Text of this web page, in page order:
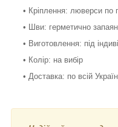
• Кріплення: люверси по
• Шви: герметично
• Виготовлення: під
• Колір: на вибір
• Доставка: по всій